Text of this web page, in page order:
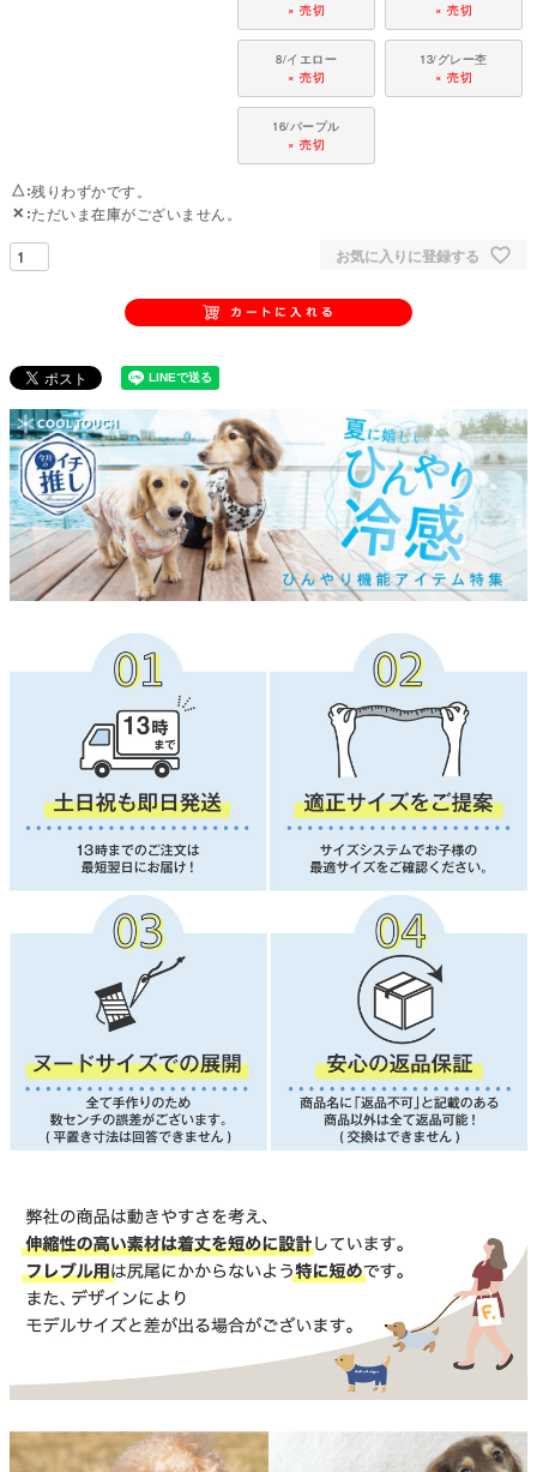
× 売切
× 売切
8/イエロー
× 売切
13/グレー杢
× 売切
16/パープル
× 売切
△ 残りわずかです。
✕ ただいま在庫がございません。
お気に入りに登録する